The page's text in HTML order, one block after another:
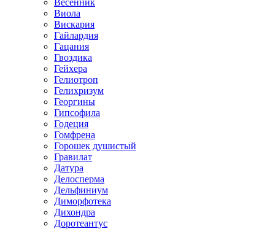
Весенник
Виола
Вискария
Гайлардия
Гацания
Гвоздика
Гейхера
Гелиотроп
Гелихризум
Георгины
Гипсофила
Годеция
Гомфрена
Горошек душистый
Гравилат
Датура
Делосперма
Дельфиниум
Диморфотека
Дихондра
Доротеантус